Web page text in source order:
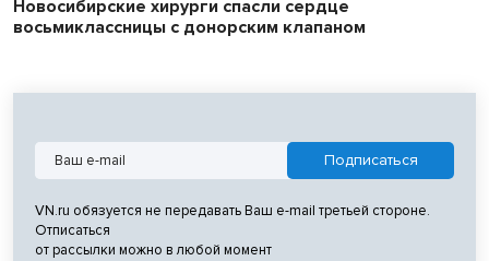
Новосибирские хирурги спасли сердце
восьмиклассницы с донорским клапаном
VN.ru обязуется не передавать Ваш e-mail третьей стороне.
Отписаться
от рассылки можно в любой момент